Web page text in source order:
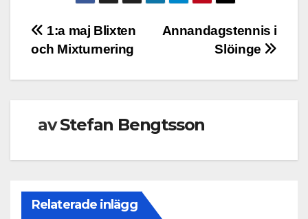
InläggsnavigeringAnnandagstennis i
Slöinge
1:a maj Blixten
och Mixturnering
avStefan Bengtsson
Relaterade inlägg